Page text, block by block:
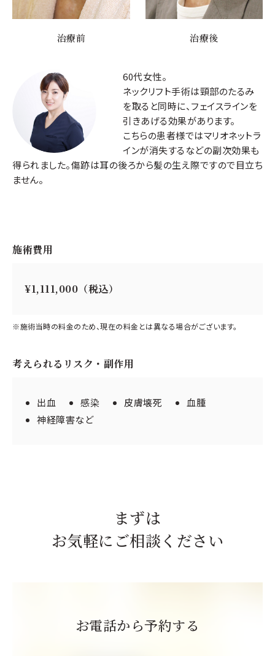
治療前 治療後
60代女性。
ネックリフト手術は頸部のたるみ
を取ると同時に、フェイスラインを
引きあげる効果があります。
こちらの患者様ではマリオネットラ
インが消失するなどの副次効果も
得られました。傷跡は耳の後ろから髪の生え際ですので目立ち
ません。
施術費用
¥1,111,000（税込）
※施術当時の料金のため、現在の料金とは異なる場合がございます。
考えられるリスク・副作用
出血 感染 皮膚壊死
血腫
神経障害など
まずは
お気軽にご相談ください
お電話から予約する